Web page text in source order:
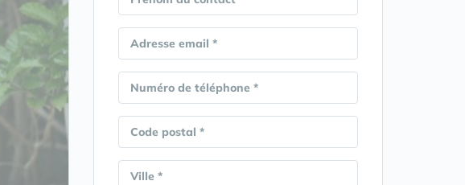
Adresse email *
Numéro de téléphone *
Code postal *
Ville *